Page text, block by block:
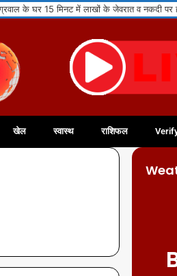
के जेवरात व नकदी पर हाथ साफ श्री शक्रस्तव
खेल स्वास्थ राशिफल